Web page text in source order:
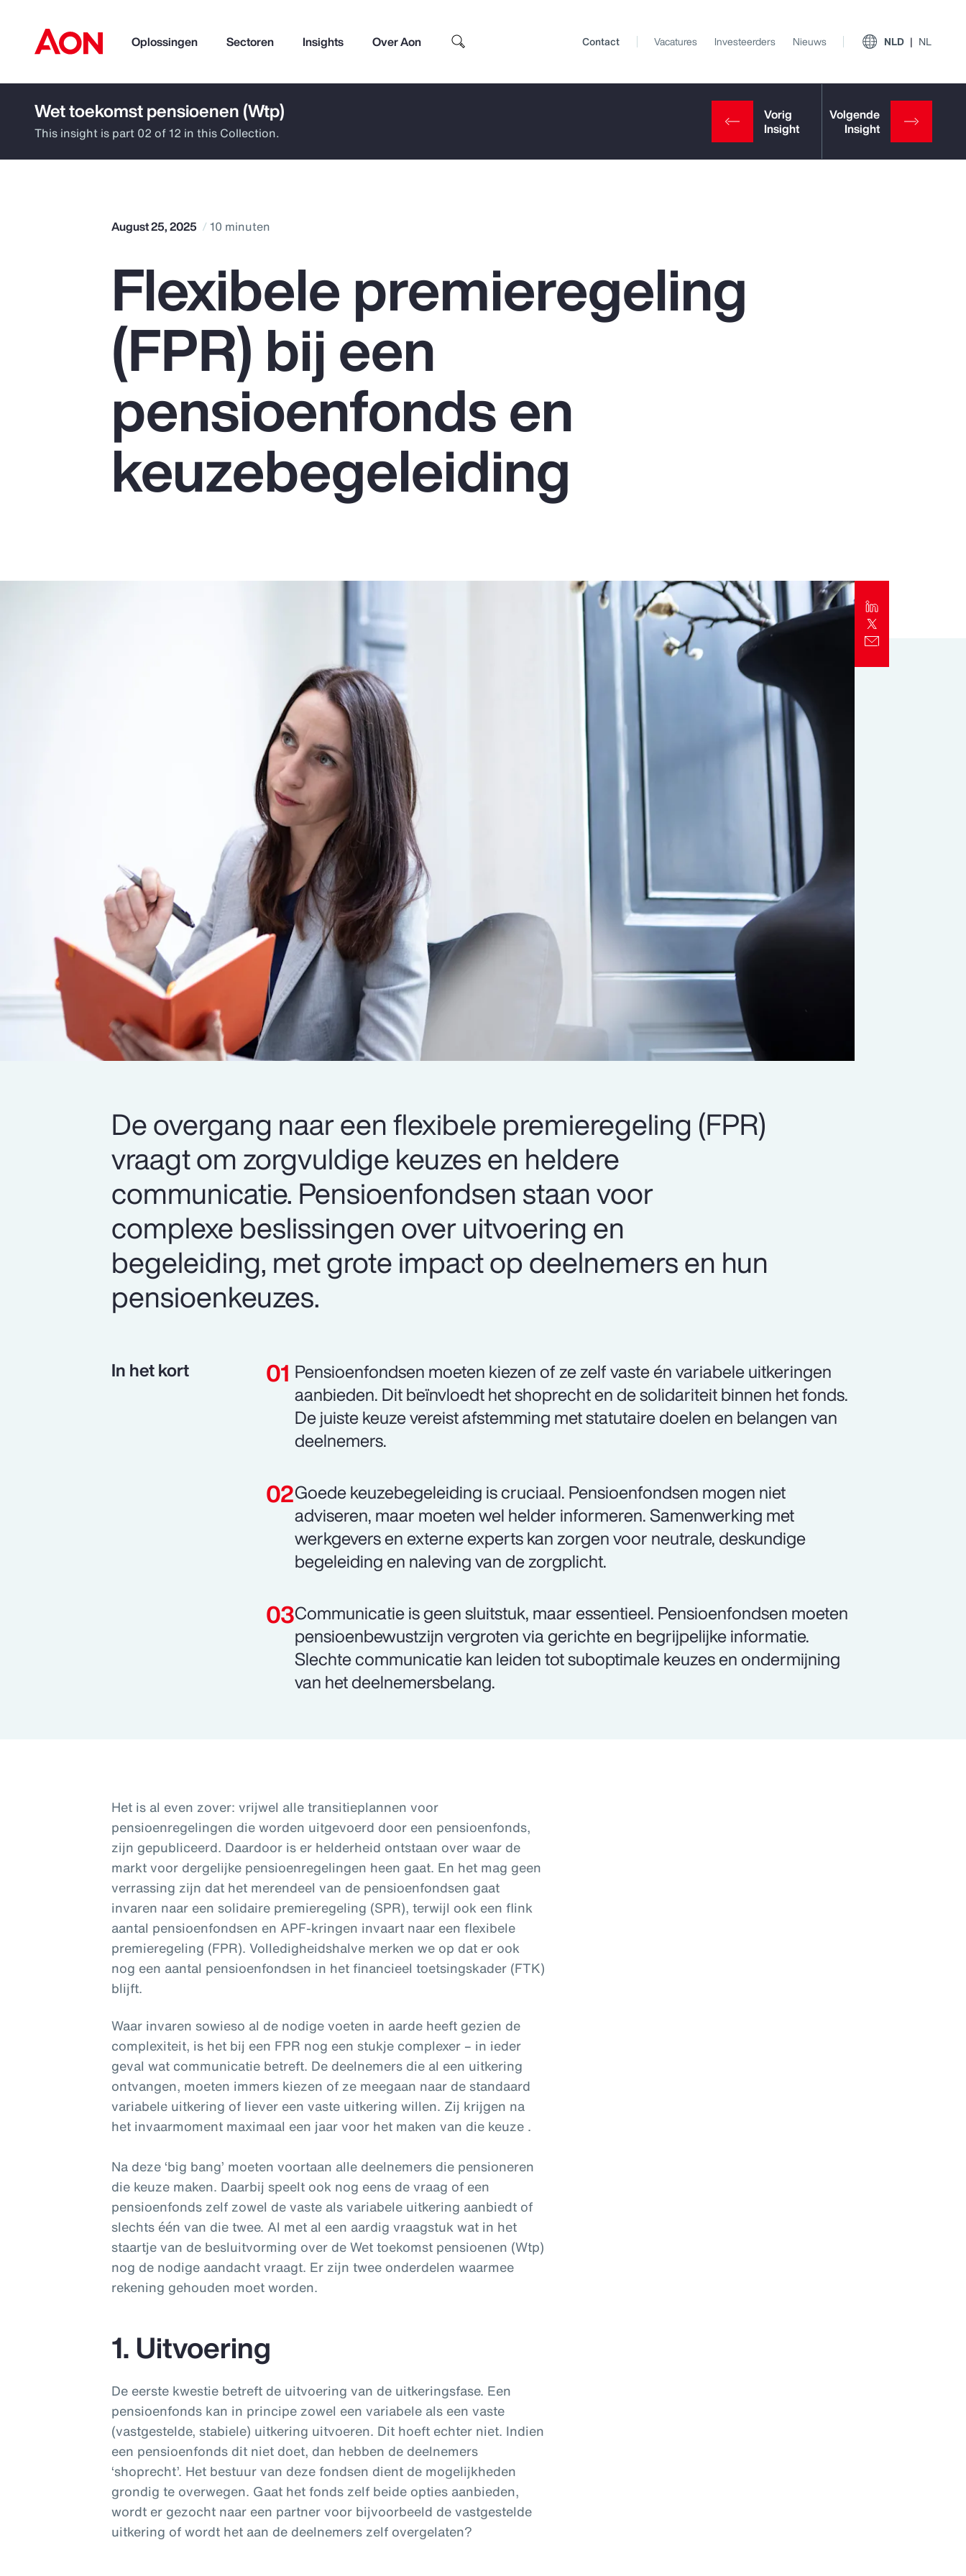
Oplossingen Sectoren Insights Over Aon
How can we help you?
Popular Searches
Pay Transparency
Parametrics
Risk Management
Top Insights
Contact Vacatures Investeerders Nieuws NLD NL
Wet toekomst pensioenen (Wtp)
This insight is part 02 of 12 in this Collection.
August 25, 2025 10 minuten
Flexibele premieregeling
(FPR) bij een
pensioenfonds en
keuzebegeleiding
De overgang naar een flexibele premieregeling (FPR)
vraagt om zorgvuldige keuzes en heldere
communicatie. Pensioenfondsen staan voor
complexe beslissingen over uitvoering en
begeleiding, met grote impact op deelnemers en hun
pensioenkeuzes.
In het kort
Pensioenfondsen moeten kiezen of ze zelf vaste én variabele uitkeringen
aanbieden. Dit beïnvloedt het shoprecht en de solidariteit binnen het fonds.
De juiste keuze vereist afstemming met statutaire doelen en belangen van
deelnemers.
Goede keuzebegeleiding is cruciaal. Pensioenfondsen mogen niet
adviseren, maar moeten wel helder informeren. Samenwerking met
werkgevers en externe experts kan zorgen voor neutrale, deskundige
begeleiding en naleving van de zorgplicht.
Communicatie is geen sluitstuk, maar essentieel. Pensioenfondsen moeten
pensioenbewustzijn vergroten via gerichte en begrijpelijke informatie.
Slechte communicatie kan leiden tot suboptimale keuzes en ondermijning
van het deelnemersbelang.
Het is al even zover: vrijwel alle transitieplannen voor
pensioenregelingen die worden uitgevoerd door een pensioenfonds,
zijn gepubliceerd. Daardoor is er helderheid ontstaan over waar de
markt voor dergelijke pensioenregelingen heen gaat. En het mag geen
verrassing zijn dat het merendeel van de pensioenfondsen gaat
invaren naar een solidaire premieregeling (SPR), terwijl ook een flink
aantal pensioenfondsen en APF-kringen invaart naar een flexibele
premieregeling (FPR). Volledigheidshalve merken we op dat er ook
nog een aantal pensioenfondsen in het financieel toetsingskader (FTK)
blijft.
Waar invaren sowieso al de nodige voeten in aarde heeft gezien de
complexiteit, is het bij een FPR nog een stukje complexer – in ieder
geval wat communicatie betreft. De deelnemers die al een uitkering
ontvangen, moeten immers kiezen of ze meegaan naar de standaard
variabele uitkering of liever een vaste uitkering willen. Zij krijgen na
het invaarmoment maximaal een jaar voor het maken van die keuze .
Na deze ‘big bang’ moeten voortaan alle deelnemers die pensioneren
die keuze maken. Daarbij speelt ook nog eens de vraag of een
pensioenfonds zelf zowel de vaste als variabele uitkering aanbiedt of
slechts één van die twee. Al met al een aardig vraagstuk wat in het
staartje van de besluitvorming over de Wet toekomst pensioenen (Wtp)
nog de nodige aandacht vraagt. Er zijn twee onderdelen waarmee
rekening gehouden moet worden.
1. Uitvoering
De eerste kwestie betreft de uitvoering van de uitkeringsfase. Een
pensioenfonds kan in principe zowel een variabele als een vaste
(vastgestelde, stabiele) uitkering uitvoeren. Dit hoeft echter niet. Indien
een pensioenfonds dit niet doet, dan hebben de deelnemers
‘shoprecht’. Het bestuur van deze fondsen dient de mogelijkheden
grondig te overwegen. Gaat het fonds zelf beide opties aanbieden,
wordt er gezocht naar een partner voor bijvoorbeeld de vastgestelde
uitkering of wordt het aan de deelnemers zelf overgelaten?